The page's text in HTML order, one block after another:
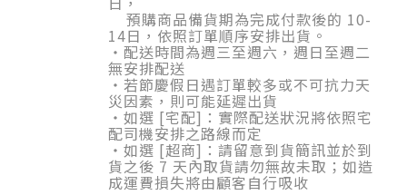
預購商品備貨期為完成付款後的 10-
14日，依照訂單順序安排出貨。
・配送時間為週三至週六，週日至週二
無安排配送
・若節慶假日遇訂單較多或不可抗力天
災因素，則可能延遲出貨
・如選 [宅配]：實際配送狀況將依照宅
配司機安排之路線而定
・如選 [超商]：請留意到貨簡訊並於到
貨之後 7 天內取貨請勿無故未取；如造
成運費損失將由顧客自行吸收